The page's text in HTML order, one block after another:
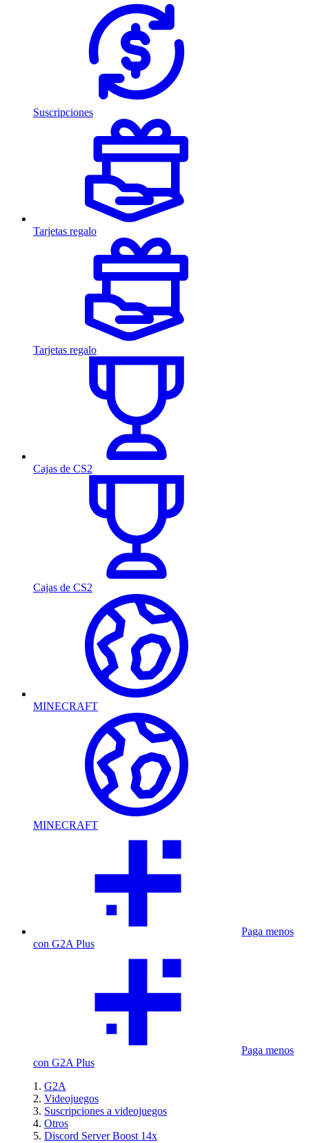
Suscripciones
Tarjetas regalo
Tarjetas regalo
Cajas de CS2
Cajas de CS2
MINECRAFT
MINECRAFT
Paga menos
con G2A Plus
Paga menos
con G2A Plus
G2A
Videojuegos
Suscripciones a videojuegos
Otros
Discord Server Boost 14x